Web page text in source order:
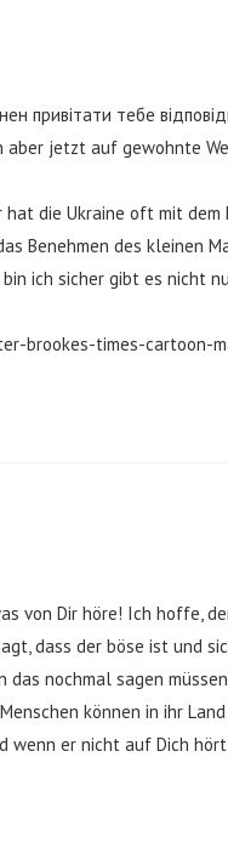
привітати тебе
aber jetzt auf gewohnte
die Ukraine oft mit
Benehmen des kleinen
ich sicher gibt es nicht
brookes-times-cartoon-
von Dir höre! Ich hoffe,
dass der böse ist und
das nochmal sagen
können in ihr
wenn er nicht auf Dich